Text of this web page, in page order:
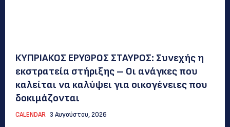
ΚΥΠΡΙΑΚΟΣ ΕΡΥΘΡΟΣ ΣΤΑΥΡΟΣ: Συνεχής η
εκστρατεία στήριξης – Οι ανάγκες που
καλείται να καλύψει για οικογένειες που
δοκιμάζονται
CALENDAR 3 Αυγούστου, 2026